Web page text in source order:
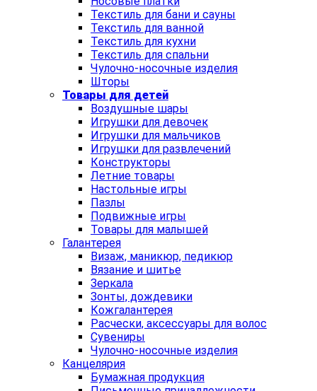
Текстиль для бани и сауны
Текстиль для ванной
Текстиль для кухни
Текстиль для спальни
Чулочно-носочные изделия
Шторы
Товары для детей
Воздушные шары
Игрушки для девочек
Игрушки для мальчиков
Игрушки для развлечений
Конструкторы
Летние товары
Настольные игры
Пазлы
Подвижные игры
Товары для малышей
Галантерея
Визаж, маникюр, педикюр
Вязание и шитье
Зеркала
Зонты, дождевики
Кожгалантерея
Расчески, аксессуары для волос
Сувениры
Чулочно-носочные изделия
Канцелярия
Бумажная продукция